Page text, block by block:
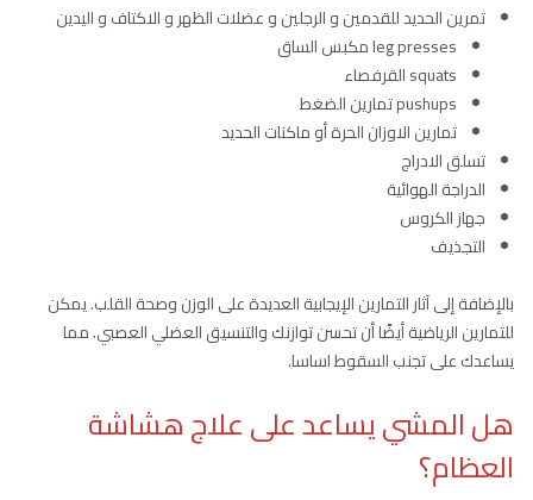
تمرين الحديد للقدمين و الرجلين و عضلات الظهر و الاكتاف و اليدين
leg presses مكبس الساق
squats القرفصاء
pushups تمارين الضغط
تمارين الاوزان الحرة أو ماكنات الحديد
تسلق الادراج
الدراجة الهوائية
جهاز الكروس
التجذيف
بالإضافة إلى آثار التمارين الإيجابية العديدة على الوزن وصحة القلب. يمكن
للتمارين الرياضية أيضًا أن تحسن توازنك والتنسيق العضلي العصبي. مما
يساعدك على تجنب السقوط اساسا.
هل المشي يساعد على علاج هشاشة
العظام؟